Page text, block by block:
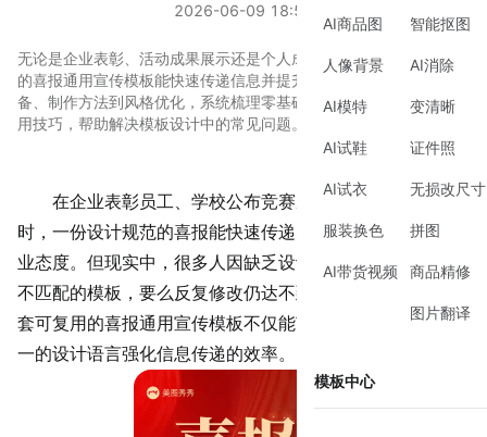
AI商品图
人像背景
AI模特
AI试鞋
AI试衣
服装换色
AI带货视频
智能抠图
AI消除
变清晰
证件照
无损改尺寸
拼图
商品精修
图片翻译
模板中心
2026-06-09 18:57
无论是企业表彰、活动成果展示还是个人成就分享，一份设计规范
的喜报通用宣传模板能快速传递信息并提升专业度。本文从前期准
备、制作方法到风格优化，系统梳理零基础用户也能快速掌握的实
用技巧，帮助解决模板设计中的常见问题。
在企业表彰员工、学校公布竞赛成绩或个人分享成就
时，一份设计规范的喜报能快速传递关键信息，同时展现专
业态度。但现实中，很多人因缺乏设计经验，要么直接套用
不匹配的模板，要么反复修改仍达不到理想效果。此时，一
套可复用的喜报通用宣传模板不仅能节省时间，还能通过统
一的设计语言强化信息传递的效率。